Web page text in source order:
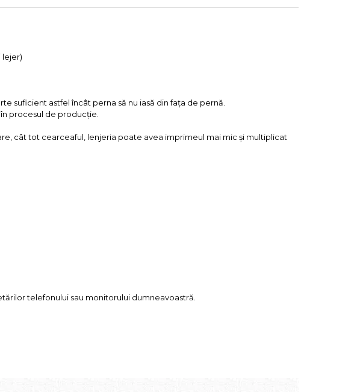
lejer)
suficient astfel încât perna să nu iasă din fața de pernă.
procesul de producție.
cât tot cearceaful, lenjeria poate avea imprimeul mai mic și multiplicat
telefonului sau monitorului dumneavoastră.